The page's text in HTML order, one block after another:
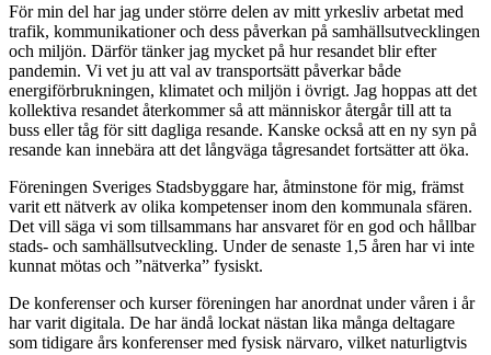
För min del har jag under större delen av mitt yrkesliv arbetat med
trafik, kommunikationer och dess påverkan på samhällsutvecklingen
och miljön. Därför tänker jag mycket på hur resandet blir efter
pandemin. Vi vet ju att val av transportsätt påverkar både
energiförbrukningen, klimatet och miljön i övrigt. Jag hoppas att det
kollektiva resandet återkommer så att människor återgår till att ta
buss eller tåg för sitt dagliga resande. Kanske också att en ny syn på
resande kan innebära att det långväga tågresandet fortsätter att öka.
Föreningen Sveriges Stadsbyggare har, åtminstone för mig, främst
varit ett nätverk av olika kompetenser inom den kommunala sfären.
Det vill säga vi som tillsammans har ansvaret för en god och hållbar
stads- och samhällsutveckling. Under de senaste 1,5 åren har vi inte
kunnat mötas och ”nätverka” fysiskt.
De konferenser och kurser föreningen har anordnat under våren i år
har varit digitala. De har ändå lockat nästan lika många deltagare
som tidigare års konferenser med fysisk närvaro, vilket naturligtvis